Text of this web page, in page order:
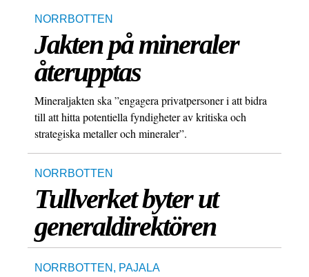
NORRBOTTEN
Jakten på mineraler
återupptas
Mineraljakten ska ”engagera privatpersoner i att bidra
till att hitta potentiella fyndigheter av kritiska och
strategiska metaller och mineraler”.
NORRBOTTEN
Tullverket byter ut
generaldirektören
NORRBOTTEN , PAJALA